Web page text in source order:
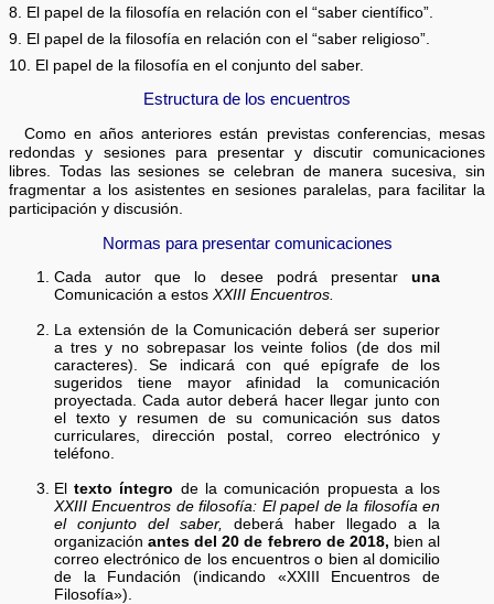
8. El papel de la filosofía en relación con el “saber científico”.
9. El papel de la filosofía en relación con el “saber religioso”.
10. El papel de la filosofía en el conjunto del saber.
Estructura de los encuentros
Como en años anteriores están previstas conferencias, mesas
redondas y sesiones para presentar y discutir comunicaciones
libres. Todas las sesiones se celebran de manera sucesiva, sin
fragmentar a los asistentes en sesiones paralelas, para facilitar la
participación y discusión.
Normas para presentar comunicaciones
Cada autor que lo desee podrá presentaruna
Comunicación a estos XXIII Encuentros.
La extensión de la Comunicación deberá ser superior
a tres y no sobrepasar los veinte folios (de dos mil
caracteres). Se indicará con qué epígrafe de los
sugeridos tiene mayor afinidad la comunicación
proyectada. Cada autor deberá hacer llegar junto con
el texto y resumen de su comunicación sus datos
curriculares, dirección postal, correo electrónico y
teléfono.
Eltexto íntegro de la comunicación propuesta a los
XXIII Encuentros de filosofía: El papel de la filosofía en
el conjunto del saber,
deberá haber llegado a la
organizaciónantes del 20 de febrero de 2018, bien al
correo electrónico de los encuentros o bien al domicilio
de la Fundación (indicando «XXIII Encuentros de
Filosofía»).